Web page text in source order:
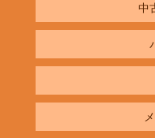
中